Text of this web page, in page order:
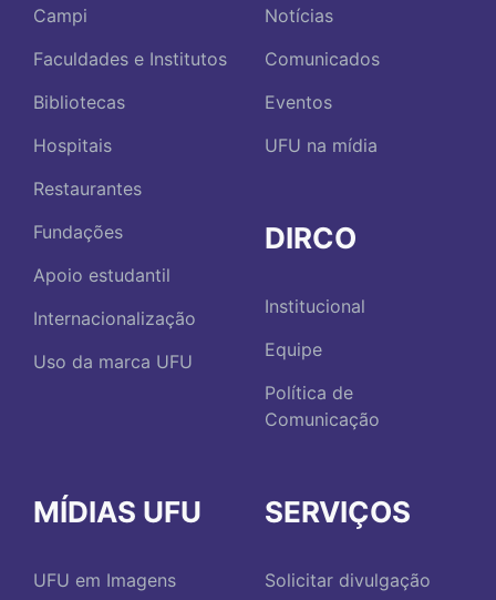
Campi
Faculdades e Institutos
Bibliotecas
Hospitais
Restaurantes
Fundações
Apoio estudantil
Internacionalização
Uso da marca UFU
Notícias
Comunicados
Eventos
UFU na mídia
DIRCO
Institucional
Equipe
Política de
Comunicação
MÍDIAS UFU
UFU em Imagens
SERVIÇOS
Solicitar divulgação